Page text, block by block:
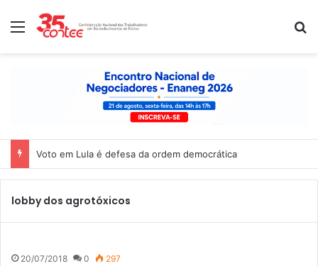
Menu
Voto em Lula é defesa da ordem democrática
lobby dos agrotóxicos
20/07/2018 0 297